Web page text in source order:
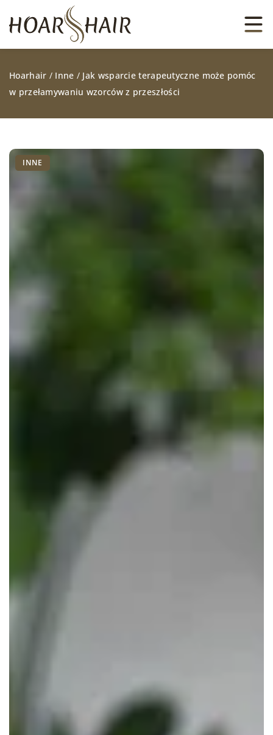
Hoarhair / Inne / Jak wsparcie terapeutyczne może pomóc
w przełamywaniu wzorców z przeszłości
INNE